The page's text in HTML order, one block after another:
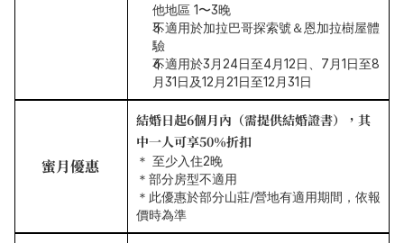
他地區 1〜3晚
不適用於加拉巴哥探索號＆恩加拉樹屋體
驗
不適用於3月24日至4月12日、7月1日至8
月31日及12月21日至12月31日
蜜月優惠
結婚日起6個月內（需提供結婚證書），其
中一人可享50％折扣
＊ 至少入住2晚
＊部分房型不適用
＊此優惠於部分山莊/營地有適用期間，依報
價時為準